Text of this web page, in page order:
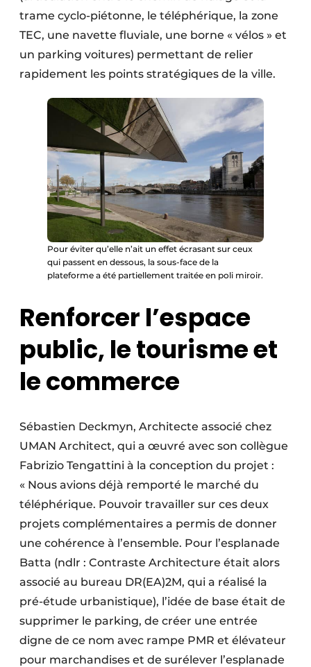
trame cyclo-piétonne, le téléphérique, la zone
TEC, une navette fluviale, une borne « vélos » et
un parking voitures) permettant de relier
rapidement les points stratégiques de la ville.
Pour éviter qu’elle n’ait un effet écrasant sur ceux
qui passent en dessous, la sous-face de la
plateforme a été partiellement traitée en poli miroir.
Renforcer l’espace
public, le tourisme et
le commerce
Sébastien Deckmyn, Architecte associé chez
UMAN Architect, qui a œuvré avec son collègue
Fabrizio Tengattini à la conception du projet :
« Nous avions déjà remporté le marché du
téléphérique. Pouvoir travailler sur ces deux
projets complémentaires a permis de donner
une cohérence à l’ensemble. Pour l’esplanade
Batta (ndlr : Contraste Architecture était alors
associé au bureau DR(EA)2M, qui a réalisé la
pré-étude urbanistique), l’idée de base était de
supprimer le parking, de créer une entrée
digne de ce nom avec rampe PMR et élévateur
pour marchandises et de surélever l’esplanade